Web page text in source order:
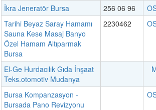
İkra Jeneratör Bursa 256 06 96
Tarihi Beyaz Saray Hamamı
Sauna Kese Masaj Banyo
Özel Hamam Altıparmak
Bursa
2230462
El-Ge Hurdacılık Gıda İnşaat
Teks.otomotiv Mudanya
Bursa Kompanzasyon -
Bursada Pano Revizyonu